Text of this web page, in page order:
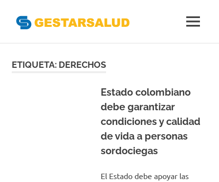
Gestoras
MENÚ
ETIQUETA: DERECHOS
Estado colombiano
debe garantizar
condiciones y calidad
de vida a personas
sordociegas
El Estado debe apoyar las